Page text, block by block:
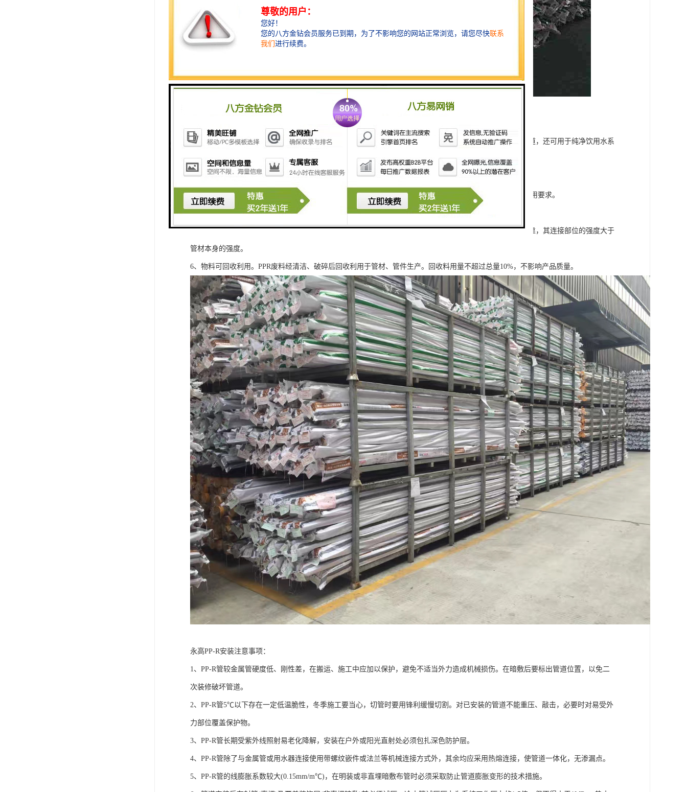
永高PPR管除了具有一般塑料管重量轻、耐腐蚀、不结垢、使用寿命长等特点外，还具有以下主要特点：
1、无毒、卫生。PPR的原料分子只有碳、氢元素，没有有害有毒的元素存在，卫生可靠，不仅用于冷热水管道，还可用于纯净饮用水系
统。
2、保温节能。PPR管导热系数为0.21w/mk，仅为钢管的1/200。
3、较好的耐热性。PPR管的维卡软化点131.5℃。工作温度可达95℃，可满足建筑给排水规范中热水系统的使用要求。
4、使用寿命长。
5、安装方便，连接可靠。PPR具有良好的焊接性能，管材、管件可采用热熔和电熔连接，安装方便，接头可靠，其连接部位的强度大于
管材本身的强度。
6、物料可回收利用。PPR废料经清洁、破碎后回收利用于管材、管件生产。回收料用量不超过总量10%，不影响产品质量。
永高PP-R安装注意事项：
1、PP-R管较金属管硬度低、刚性差，在搬运、施工中应加以保护，避免不适当外力造成机械损伤。在暗敷后要标出管道位置，以免二
次装修破坏管道。
2、PP-R管5℃以下存在一定低温脆性，冬季施工要当心，切管时要用锋利缓慢切割。对已安装的管道不能重压、敲击，必要时对易受外
力部位覆盖保护物。
3、PP-R管长期受紫外线照射易老化降解，安装在户外或阳光直射处必须包扎深色防护层。
4、PP-R管除了与金属管或用水器连接使用带螺纹嵌件或法兰等机械连接方式外，其余均应采用热熔连接，使管道一体化，无渗漏点。
5、PP-R管的线膨胀系数较大(0.15mm/m℃)，在明装或非直埋暗敷布管时必须采取防止管道膨胀变形的技术措施。